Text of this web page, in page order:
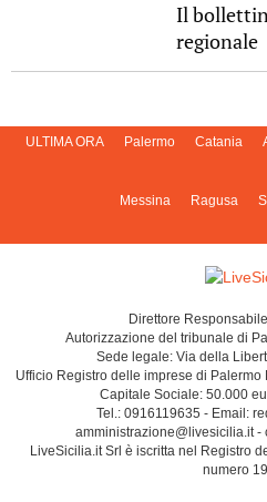
Il
regionale
ULTIMA ORA Palermo Catania
Messina Ragusa
Direttore
Autorizzazione del tribunale di
Sede legale: Via della
Ufficio Registro delle imprese di Palermo
Capitale Sociale: 50.000
Tel.: 0916119635 - Email:
amministrazione@livesicilia.it
LiveSicilia.it Srl è iscritta nel Registro
numero